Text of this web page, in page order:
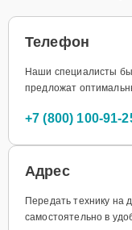
Телефон
Наши специалисты
предложат
+7 (800) 100-91-
Адрес
Передать технику на
самостоятельно в